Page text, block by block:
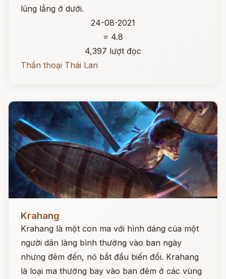
lủng lẳng ở dưới.
24-08-2021
⭐ 4.8
4,397 lượt đọc
Thần thoại Thái Lan
Krahang
Krahang là một con ma với hình dáng của một
người dân làng bình thường vào ban ngày
nhưng đêm đến, nó bắt đầu biến đổi. Krahang
là loại ma thường bay vào ban đêm ở các vùng